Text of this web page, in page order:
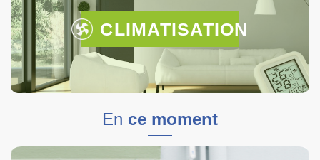
CLIMATISATION
En ce moment